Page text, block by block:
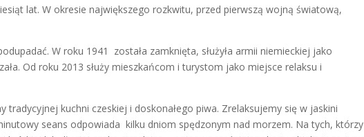
lat. W okresie największego rozkwitu, przed pierwszą wojną światową,
W roku 1941 została zamknięta, służyła armii niemieckiej jako
Od roku 2013 służy mieszkańcom i turystom jako miejsce relaksu i
kuchni czeskiej i doskonałego piwa. Zrelaksujemy się w jaskini
seans odpowiada kilku dniom spędzonym nad morzem. Na tych, którzy